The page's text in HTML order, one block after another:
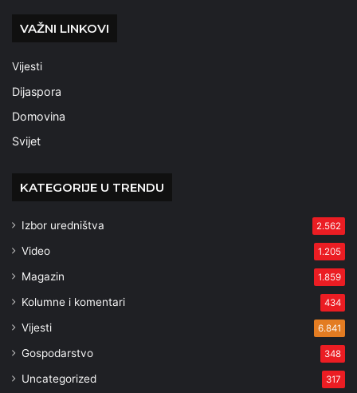
VAŽNI LINKOVI
Vijesti
Dijaspora
Domovina
Svijet
KATEGORIJE U TRENDU
Izbor uredništva 2.562
Video 1.205
Magazin 1.859
Kolumne i komentari 434
Vijesti 6.841
Gospodarstvo 348
Uncategorized 317